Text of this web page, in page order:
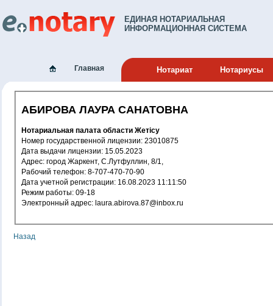
ЕДИНАЯ НОТАРИАЛЬНАЯ
ИНФОРМАЦИОННАЯ СИСТЕМА
Главная Нотариат Нотариусы
АБИРОВА ЛАУРА САНАТОВНА
Нотариальная палата области Жетісу
Номер государственной лицензии: 23010875
Дата выдачи лицензии: 15.05.2023
Адрес: город Жаркент, С.Лутфуллин, 8/1,
Рабочий телефон: 8-707-470-70-90
Дата учетной регистрации: 16.08.2023 11:11:50
Режим работы: 09-18
Электронный адрес: laura.abirova.87@inbox.ru
Назад